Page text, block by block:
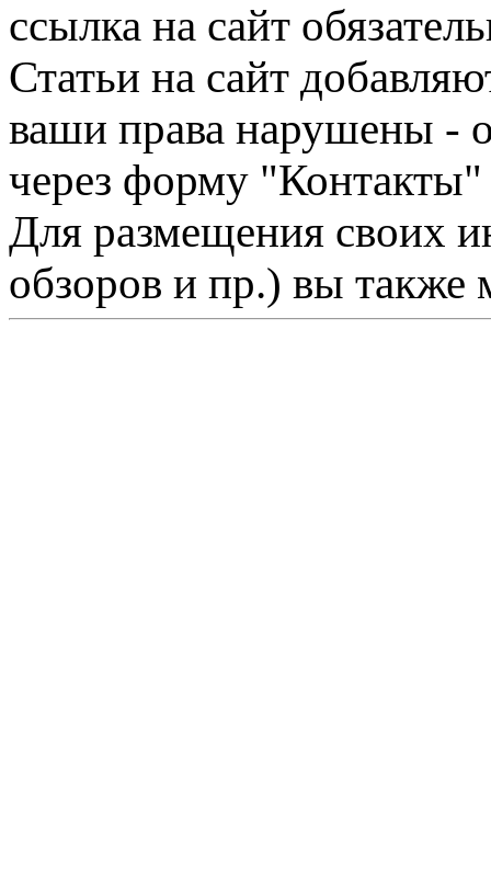
ссылка на сайт
Статьи на сайт
ваши права нарушены -
через форму "Контакты"
Для размещения своих
обзоров и пр.) вы также